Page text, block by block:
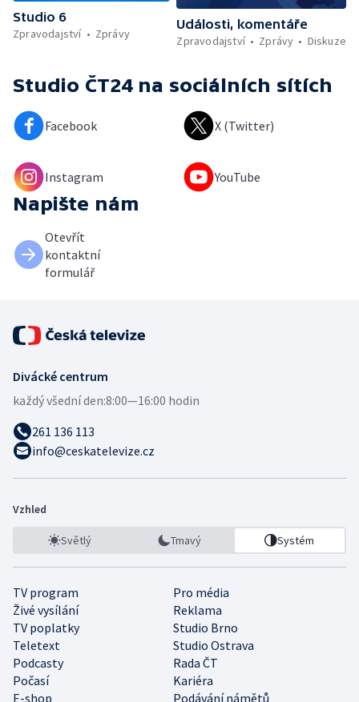
Studio 6
Zpravodajství
Zprávy
Události, komentáře
Zpravodajství
Zprávy Diskuze
Studio ČT24 na sociálních sítích
Facebook X (Twitter)
Instagram YouTube
Napište nám
Otevřít
kontaktní
formulář
Divácké centrum
každý všední den:8:00—16:00 hodin
261 136 113
info@ceskatelevize.cz
Vzhled
Světlý Tmavý Systém
TV program
Pro média
Živé vysílání
Reklama
TV poplatky
Studio Brno
Teletext
Studio Ostrava
Podcasty
Rada ČT
Počasí
Kariéra
E-shop
Podávání námětů